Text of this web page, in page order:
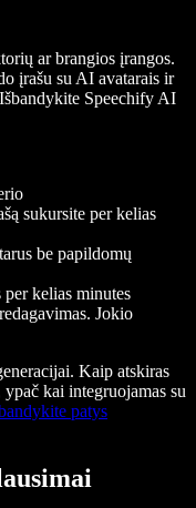
ar brangios įrangos.
įrašu su AI avatarais ir
Speechify AI
sukursite per kelias
be papildomų
kelias minutes
Jokio
Kaip atskiras
kai integruojamas su
patys